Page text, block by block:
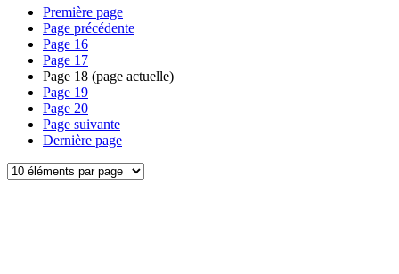
Première page
Page précédente
Page 16
Page 17
Page 18 (page actuelle)
Page 19
Page 20
Page suivante
Dernière page